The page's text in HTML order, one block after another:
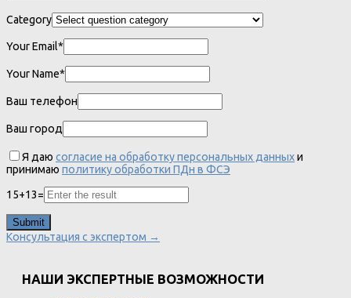
Category
Your Email*
Your Name*
Ваш телефон
Ваш город
Я даю согласие на обработку персональных данныхи
принимаю политику обработки ПДн в ФСЭ
15+13=
Консультация с экспертом →
НАШИ ЭКСПЕРТНЫЕ ВОЗМОЖНОСТИ